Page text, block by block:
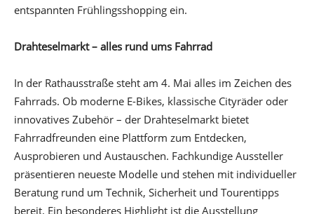
entspannten Frühlingsshopping ein.
Drahteselmarkt – alles rund ums Fahrrad
In der Rathausstraße steht am 4. Mai alles im Zeichen des
Fahrrads. Ob moderne E-Bikes, klassische Cityräder oder
innovatives Zubehör – der Drahteselmarkt bietet
Fahrradfreunden eine Plattform zum Entdecken,
Ausprobieren und Austauschen. Fachkundige Aussteller
präsentieren neueste Modelle und stehen mit individueller
Beratung rund um Technik, Sicherheit und Tourentipps
bereit. Ein besonderes Highlight ist die Ausstellung